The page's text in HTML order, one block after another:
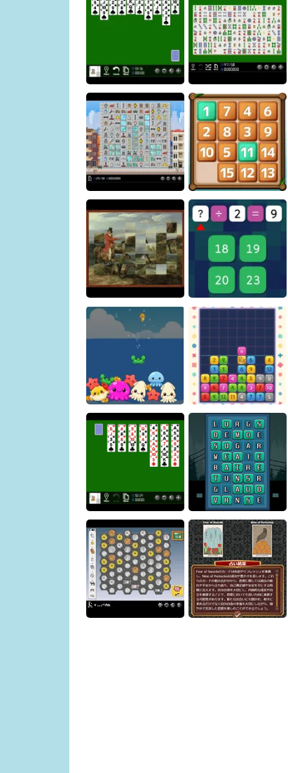
Shisen-sho
Building Demolition
Sliding Puzzle
Art Puzzle Math Game
Osakana Game Crown Pop
Word Swap Puzzle